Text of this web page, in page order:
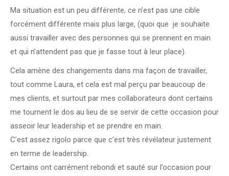
Ma situation est un peu différente, ce n’est pas une cible
forcément différente mais plus large, (quoi que je souhaite
aussi travailler avec des personnes qui se prennent en main
et qui n’attendent pas que je fasse tout à leur place).
Cela amène des changements dans ma façon de travailler,
tout comme Laura, et cela est mal perçu par beaucoup de
mes clients, et surtout par mes collaborateurs dont certains
me tournent le dos au lieu de se servir de cette occasion pour
asseoir leur leadership et se prendre en main.
C’est assez rigolo parce que c’est très révélateur justement
en terme de leadership.
Certains ont carrément rebondi et sauté sur l’occasion pour